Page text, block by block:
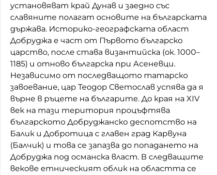
установяват край Дунав и заедно със
славяните полагат основите на българската
държава. Историко-географската област
Добруджа е част от Първото българско
царство, после става византийска (ок. 1000–
1185) и отново българска при Асеневци.
Независимо от последващото татарско
завоевание, цар Теодор Светослав успява да я
върне в ръцете на българите. До края на XIV
век на тази територия процъфтява
българското Добруджанско деспотство на
Балик и Добротица с главен град Карвуна
(Балчик) и това се запазва до попадането на
Добруджа под османска власт. В следващите
векове етническият облик на областта се